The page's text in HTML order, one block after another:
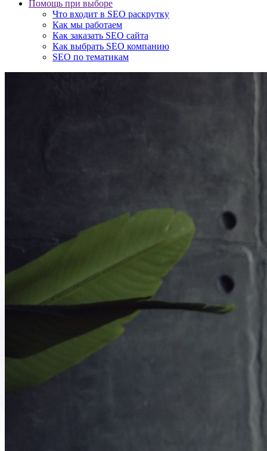
Помощь при выборе
Что входит в SEO раскрутку
Как мы работаем
Как заказать SEO сайта
Как выбрать SEO компанию
SEO по тематикам